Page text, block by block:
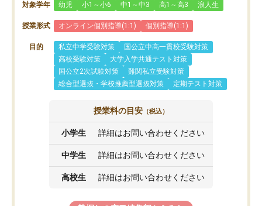
対象学年 幼児 小1～小6 中1～中3 高1～高3 浪人生
授業形式 オンライン個別指導(1:1) 個別指導(1:1)
目的 私立中学受験対策
国公立中高一貫校受験対策
高校受験対策
大学入学共通テスト対策
国公立2次試験対策
難関私立受験対策
総合型選抜・学校推薦型選抜対策
定期テスト対策
授業料の目安 （税込）
小学生 詳細はお問い合わせください
中学生 詳細はお問い合わせください
高校生 詳細はお問い合わせください